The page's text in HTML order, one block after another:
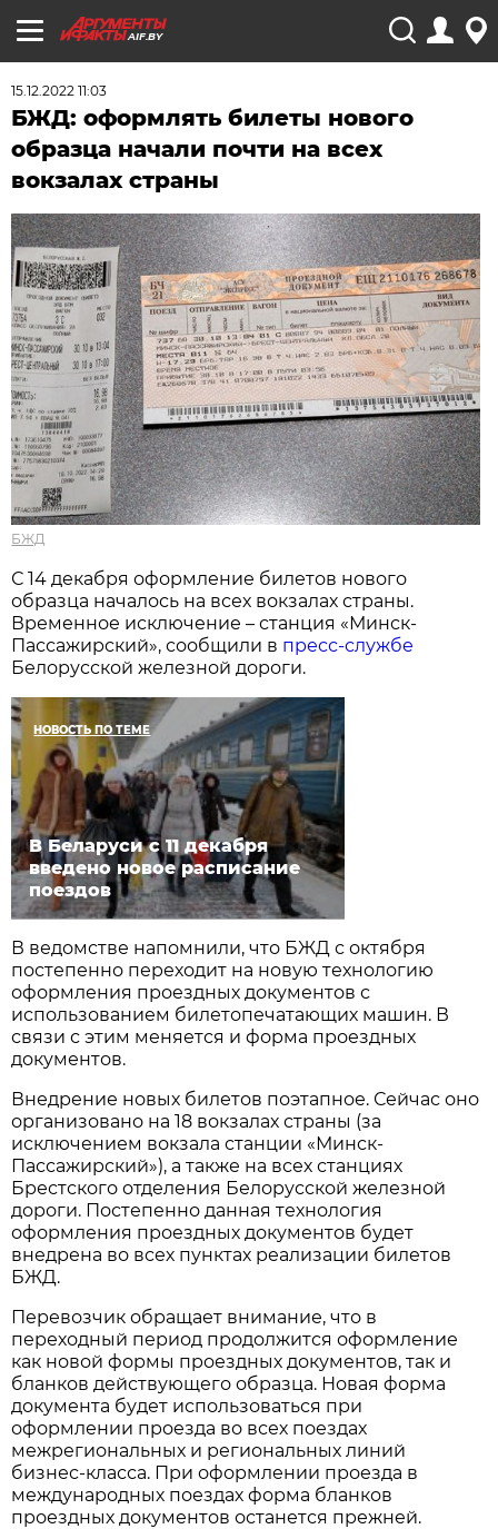
AIF.BY
15.12.2022 11:03
БЖД: оформлять билеты нового
образца начали почти на всех
вокзалах страны
БЖД
С 14 декабря оформление билетов нового
образца началось на всех вокзалах страны.
Временное исключение – станция «Минск-
Пассажирский», сообщили в пресс-службе
Белорусской железной дороги.
НОВОСТЬ ПО ТЕМЕ
В Беларуси с 11 декабря
введено новое расписание
поездов
В ведомстве напомнили, что БЖД с октября
постепенно переходит на новую технологию
оформления проездных документов с
использованием билетопечатающих машин. В
связи с этим меняется и форма проездных
документов.
Внедрение новых билетов поэтапное. Сейчас оно
организовано на 18 вокзалах страны (за
исключением вокзала станции «Минск-
Пассажирский»), а также на всех станциях
Брестского отделения Белорусской железной
дороги. Постепенно данная технология
оформления проездных документов будет
внедрена во всех пунктах реализации билетов
БЖД.
Перевозчик обращает внимание, что в
переходный период продолжится оформление
как новой формы проездных документов, так и
бланков действующего образца. Новая форма
документа будет использоваться при
оформлении проезда во всех поездах
межрегиональных и региональных линий
бизнес-класса. При оформлении проезда в
международных поездах форма бланков
проездных документов останется прежней.